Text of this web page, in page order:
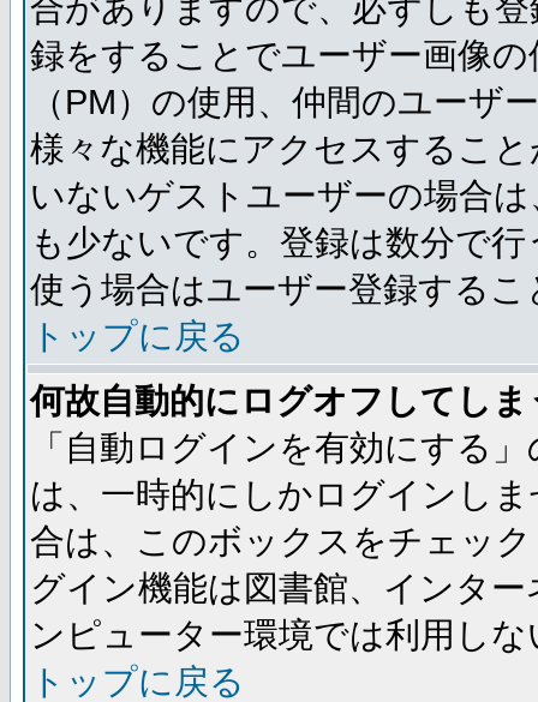
合がありますので、必ずしも
録をすることでユーザー画像
（PM）の使用、仲間のユーザ
様々な機能にアクセスするこ
いないゲストユーザーの場合
も少ないです。登録は数分で
使う場合はユーザー登録する
トップに戻る
何故自動的にログオフしてし
「自動ログインを有効にする
は、一時的にしかログインし
合は、このボックスをチェッ
グイン機能は図書館、インタ
ンピューター環境では利用し
トップに戻る